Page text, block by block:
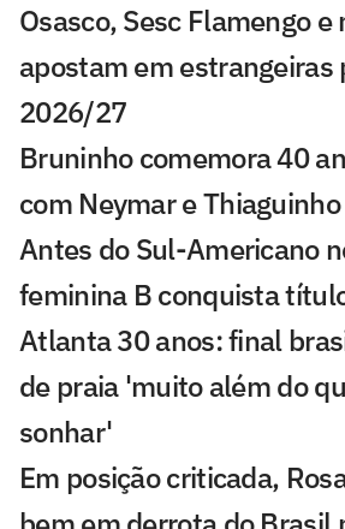
Osasco, Sesc Flamengo
apostam em estrangeiras
2026/27
Bruninho comemora 40
com Neymar e Thiaguinho
Antes do Sul-Americano
feminina B conquista
Atlanta 30 anos: final
de praia 'muito além do
sonhar'
Em posição criticada,